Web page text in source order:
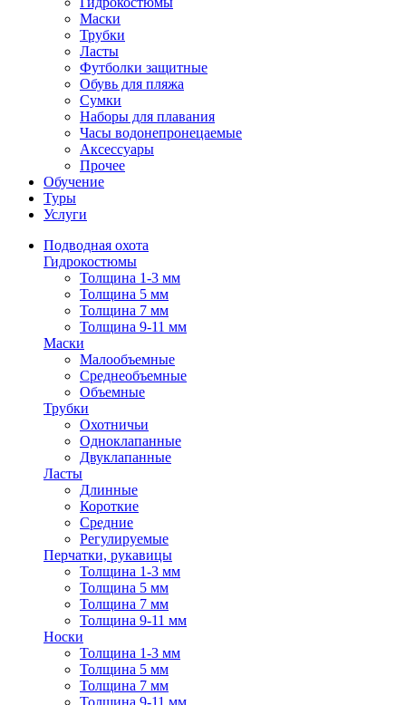
Маски
Трубки
Ласты
Футболки защитные
Обувь для пляжа
Сумки
Наборы для плавания
Часы водонепронецаемые
Аксессуары
Прочее
Обучение
Туры
Услуги
Подводная охота
Гидрокостюмы
Толщина 1-3 мм
Толщина 5 мм
Толщина 7 мм
Толщина 9-11 мм
Маски
Малообъемные
Среднеобъемные
Объемные
Трубки
Охотничьи
Одноклапанные
Двуклапанные
Ласты
Длинные
Короткие
Средние
Регулируемые
Перчатки, рукавицы
Толщина 1-3 мм
Толщина 5 мм
Толщина 7 мм
Толщина 9-11 мм
Носки
Толщина 1-3 мм
Толщина 5 мм
Толщина 7 мм
Толщина 9-11 мм